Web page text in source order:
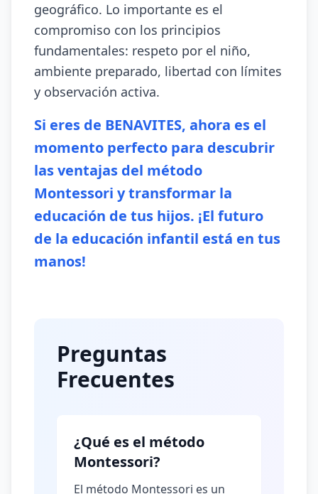
geográfico. Lo importante es el
compromiso con los principios
fundamentales: respeto por el niño,
ambiente preparado, libertad con límites
y observación activa.
Si eres de BENAVITES, ahora es el
momento perfecto para descubrir
las ventajas del método
Montessori y transformar la
educación de tus hijos. ¡El futuro
de la educación infantil está en tus
manos!
Preguntas
Frecuentes
¿Qué es el método
Montessori?
El método Montessori es un